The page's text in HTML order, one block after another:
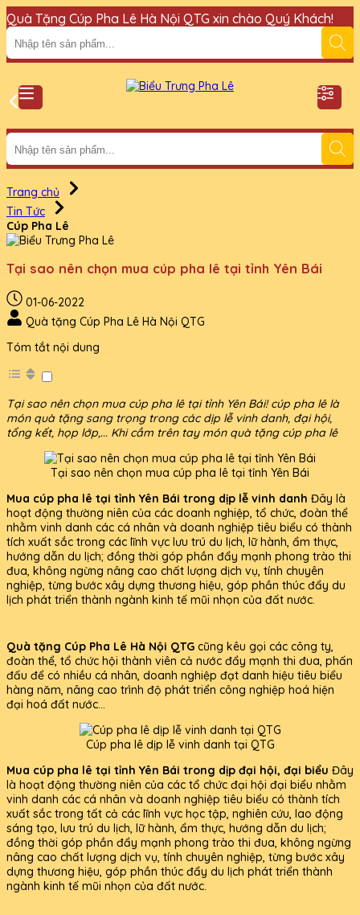
Quà Tặng Cúp Pha Lê Hà Nội QTG xin chào Quý Khách!
Trang chủ
Tin Tức
Cúp Pha Lê
Tại sao nên chọn mua cúp pha lê tại tỉnh Yên Bái
01-06-2022
Quà tặng Cúp Pha Lê Hà Nội QTG
Tóm tắt nội dung
Tại sao nên chọn mua cúp pha lê tại tỉnh Yên Bái! cúp pha lê là
món quà tặng sang trọng trong các dịp lễ vinh danh, đại hội,
tổng kết, họp lớp,... Khi cầm trên tay món quà tặng cúp pha lê
Tại sao nên chọn mua cúp pha lê tại tỉnh Yên Bái
Mua cúp pha lê tại tỉnh Yên Bái trong dịp lễ vinh danh Đây là
hoạt động thường niên của các doanh nghiệp, tổ chức, đoàn thể
nhằm vinh danh các cá nhân và doanh nghiệp tiêu biểu có thành
tích xuất sắc trong các lĩnh vực lưu trú du lịch, lữ hành, ẩm thực,
hướng dẫn du lịch; đồng thời góp phần đẩy mạnh phong trào thi
đua, không ngừng nâng cao chất lượng dịch vụ, tính chuyên
nghiệp, từng bước xây dựng thương hiệu, góp phần thúc đẩy du
lịch phát triển thành ngành kinh tế mũi nhọn của đất nước.
Quà tặng Cúp Pha Lê Hà Nội QTG cũng kêu gọi các công ty,
đoàn thể, tổ chức hội thành viên cả nước đẩy mạnh thi đua, phấn
đấu để có nhiều cá nhân, doanh nghiệp đạt danh hiệu tiêu biểu
hàng năm, nâng cao trình độ phát triển công nghiệp hoá hiện
đại hoá đất nước...
Cúp pha lê dịp lễ vinh danh tại QTG
Mua cúp pha lê tại tỉnh Yên Bái trong dịp đại hội, đại biểu Đây
là hoạt động thường niên của các tổ chức đại hội đại biểu nhằm
vinh danh các cá nhân và doanh nghiệp tiêu biểu có thành tích
xuất sắc trong tất cả các lĩnh vực học tập, nghiên cứu, lao động
sáng tạo, lưu trú du lịch, lữ hành, ẩm thực, hướng dẫn du lịch;
đồng thời góp phần đẩy mạnh phong trào thi đua, không ngừng
nâng cao chất lượng dịch vụ, tính chuyên nghiệp, từng bước xây
dựng thương hiệu, góp phần thúc đẩy du lịch phát triển thành
ngành kinh tế mũi nhọn của đất nước.